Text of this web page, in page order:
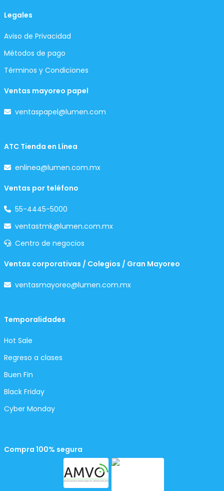
Legales
Aviso de Privacidad
Métodos de pago
Términos y Condiciones
Ventas mayoreo papel
ventaspapel@lumen.com
ATC Tienda en Línea
enlinea@lumen.com.mx
Ventas por teléfono
55-4445-5000
ventastmk@lumen.com.mx
Centro de negocios
Ventas corporativas / Colegios / Gran Mayoreo
ventasmayoreo@lumen.com.mx
Temporalidades
Hot Sale
Regreso a clases
Buen Fin
Black Friday
Cyber Monday
Compra 100% segura